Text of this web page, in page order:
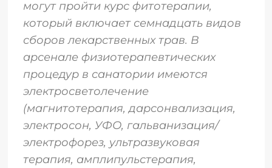
могут пройти курс фитотерапии,
который включает семнадцать видов
сборов лекарственных трав. В
арсенале физиотерапевтических
процедур в санатории имеются
электросветолечение
(магнитотерапия, дарсонвализация,
электросон, УФО, гальванизация/
электрофорез, ультразвуковая
терапия, амплипульстерапия,